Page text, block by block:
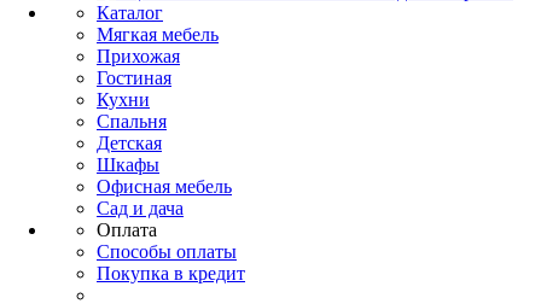
Каталог
Мягкая мебель
Прихожая
Гостиная
Кухни
Спальня
Детская
Шкафы
Офисная мебель
Сад и дача
Оплата
Способы оплаты
Покупка в кредит